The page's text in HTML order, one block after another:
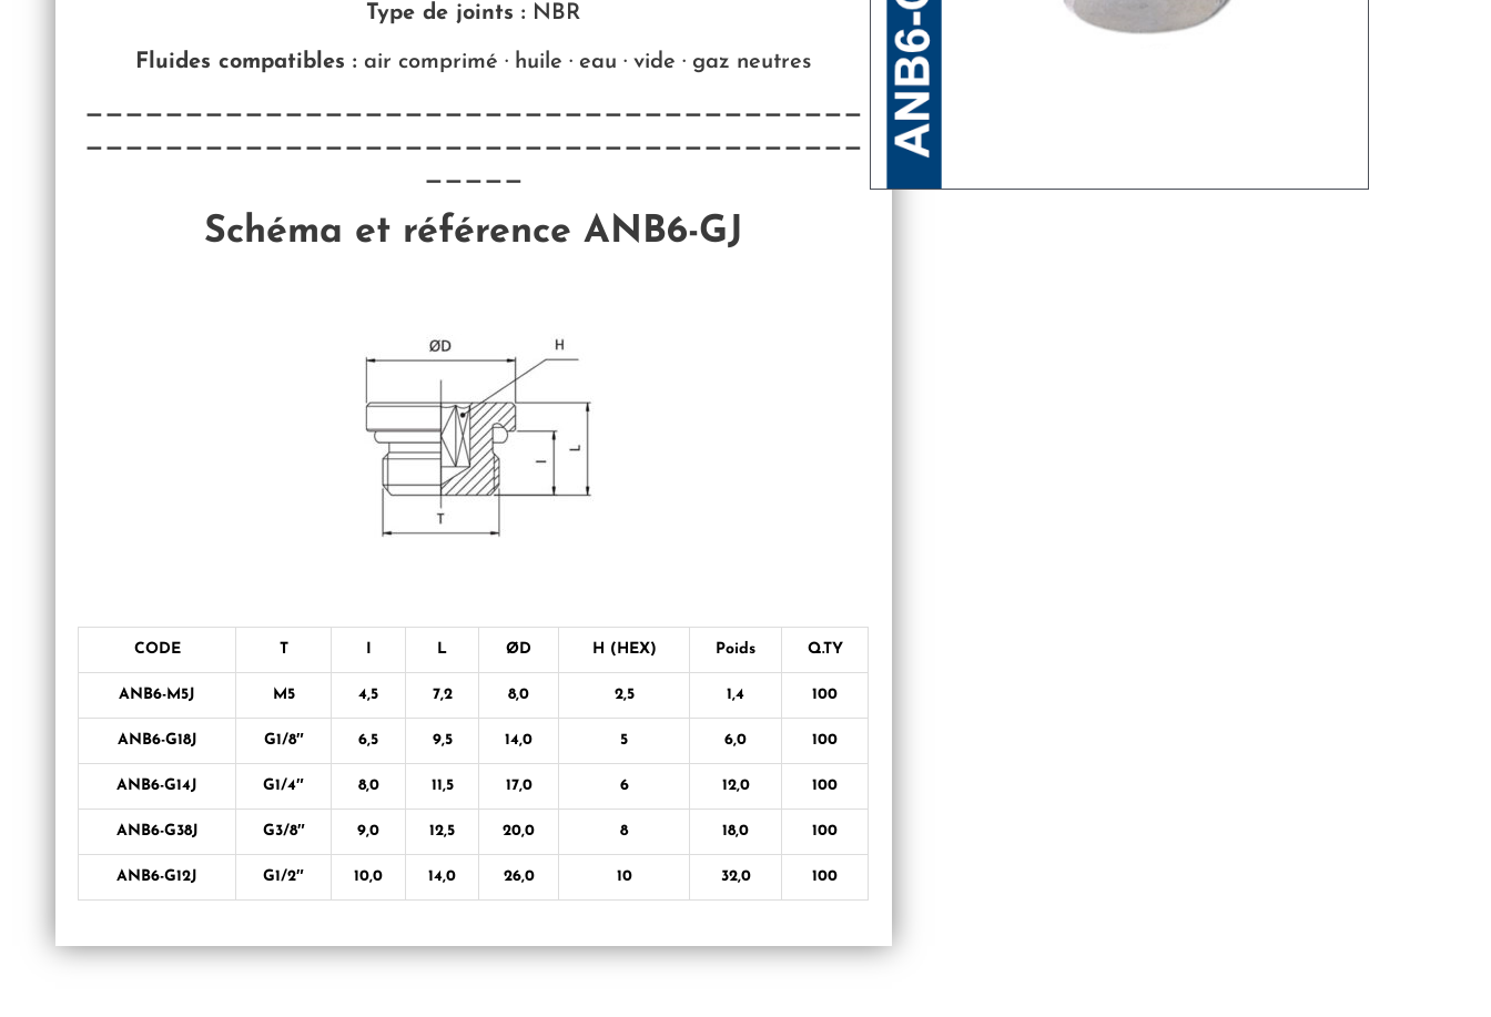
Type de joints : NBR
Fluides compatibles : air comprimé · huile · eau · vide · gaz neutres
———————————————————————————————————————
———————————————————————————————————————
—————
Schéma et référence ANB6-GJ
CODE T L ØD H (HEX) Poids Q.TY
ANB6-M5J M5 4,5 7,2 8,0 2,5 1,4 100
ANB6-G18J G1/8″ 6,5 9,5 14,0 5 6,0 100
ANB6-G14J G1/4″ 8,0 11,5 17,0 6 12,0 100
ANB6-G38J G3/8″ 9,0 12,5 20,0 8 18,0 100
ANB6-G12J G1/2″ 10,0 14,0 26,0 10 32,0 100